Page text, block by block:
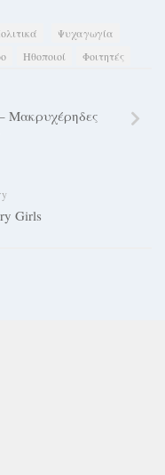
Ψυχαγωγία
Ηθοποιοί Φοιτητές
Μακρυχέρηδες
Girls